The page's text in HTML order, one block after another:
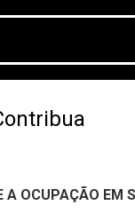
A OCUPAÇÃO EM